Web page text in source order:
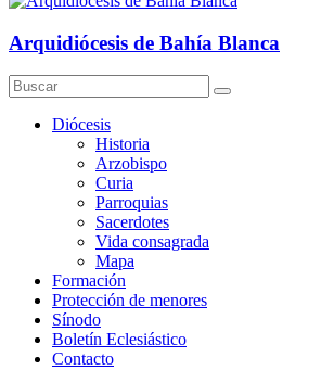
Arquidiócesis de Bahía Blanca
Diócesis
Historia
Arzobispo
Curia
Parroquias
Sacerdotes
Vida consagrada
Mapa
Formación
Protección de menores
Sínodo
Boletín Eclesiástico
Contacto